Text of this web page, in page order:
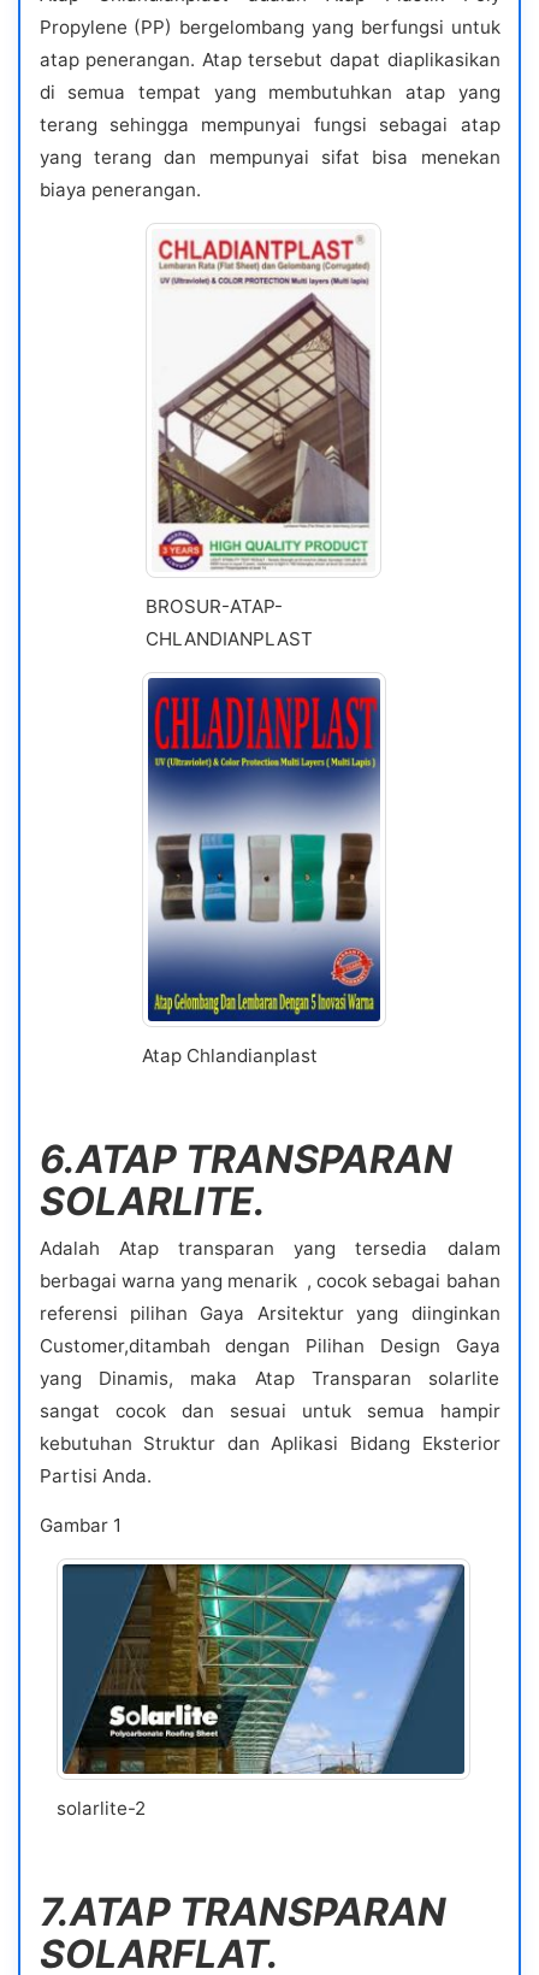
Propylene (PP) bergelombang yang berfungsi untuk
atap penerangan. Atap tersebut dapat diaplikasikan
di semua tempat yang membutuhkan atap yang
terang sehingga mempunyai fungsi sebagai atap
yang terang dan mempunyai sifat bisa menekan
biaya penerangan.
BROSUR-ATAP-
CHLANDIANPLAST
Atap Chlandianplast
6.ATAP TRANSPARAN
SOLARLITE.
Adalah Atap transparan yang tersedia dalam
berbagai warna yang menarik , cocok sebagai bahan
referensi pilihan Gaya Arsitektur yang diinginkan
Customer,ditambah dengan Pilihan Design Gaya
yang Dinamis, maka Atap Transparan solarlite
sangat cocok dan sesuai untuk semua hampir
kebutuhan Struktur dan Aplikasi Bidang Eksterior
Partisi Anda.
Gambar 1
solarlite-2
7.ATAP TRANSPARAN
SOLARFLAT.